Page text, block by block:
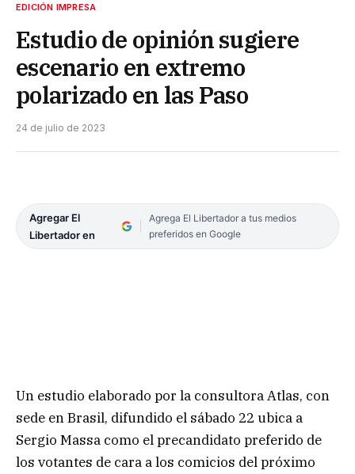
EDICIÓN IMPRESA
Estudio de opinión sugiere
escenario en extremo
polarizado en las Paso
24 de julio de 2023
Agregar El
Libertador en
Agrega El Libertador a tus medios
preferidos en Google
Un estudio elaborado por la consultora Atlas, con
sede en Brasil, difundido el sábado 22 ubica a
Sergio Massa como el precandidato preferido de
los votantes de cara a los comicios del próximo